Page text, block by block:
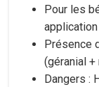
Pour les
Présence
(géranial +
Dangers :